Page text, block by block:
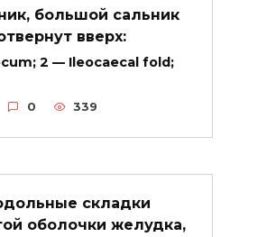
большой сальник
вверх:
2 — Ileocaecal fold;
0 339
складки
оболочки желудка,